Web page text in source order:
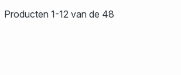
Producten 1-12 van de 48